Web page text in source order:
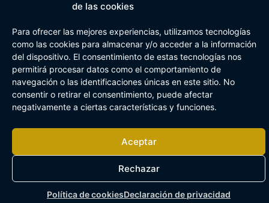
de las cookies
Para ofrecer las mejores experiencias, utilizamos tecnologías
como las cookies para almacenar y/o acceder a la información
del dispositivo. El consentimiento de estas tecnologías nos
permitirá procesar datos como el comportamiento de
navegación o las identificaciones únicas en este sitio. No
consentir o retirar el consentimiento, puede afectar
negativamente a ciertas características y funciones.
Aceptar
Rechazar
Política de cookiesDeclaración de privacidad